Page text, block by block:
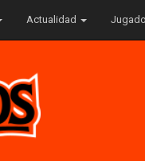
Actualidad